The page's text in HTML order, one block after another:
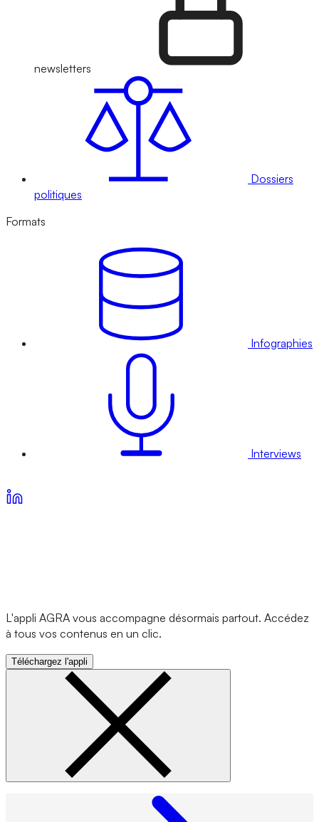
newsletters
Dossiers
politiques
Formats
Infographies
Interviews
L'appli AGRA vous accompagne désormais partout. Accédez
à tous vos contenus en un clic.
Téléchargez l'appli